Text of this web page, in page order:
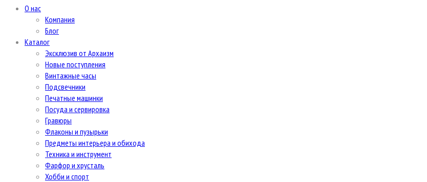
О нас
Компания
Блог
Каталог
Эксклюзив от Архаизм
Новые поступления
Винтажные часы
Подсвечники
Печатные машинки
Посуда и сервировка
Гравюры
Флаконы и пузырьки
Предметы интерьера и обихода
Техника и инструмент
Фарфор и хрусталь
Хобби и спорт